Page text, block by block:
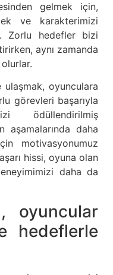
gelmek için,
ve karakterimizi
Zorlu hedefler bizi
aynı zamanda
ulaşmak, oyunculara
görevleri başarıyla
ödüllendirilmiş
aşamalarında daha
motivasyonumuz
hissi, oyuna olan
daha da
oyuncular
hedeflerle